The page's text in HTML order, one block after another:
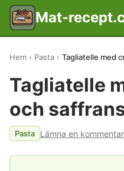
Mat-
Hem Pasta Tagliatelle med
Tagliatelle
och
Pasta Lämna en kommentar